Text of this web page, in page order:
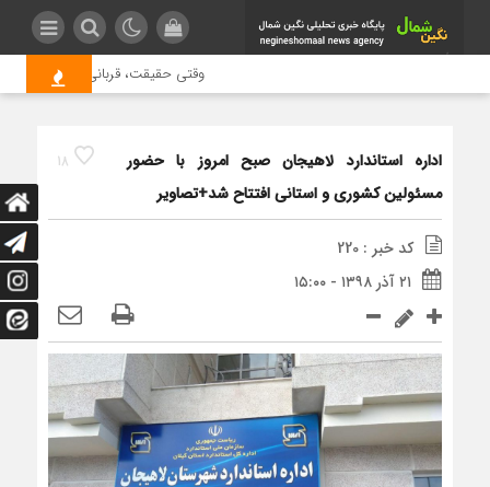
وقتی حقیقت، قربانی بازدید بیشتر
18
اداره استاندارد لاهیجان صبح امروز با حضور
مسئولین کشوری و استانی افتتاح شد+تصاویر
کد خبر : 220
۲۱ آذر ۱۳۹۸ - ۱۵:۰۰